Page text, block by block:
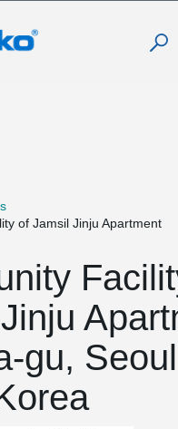
of Jamsil Jinju Apartment
gu,